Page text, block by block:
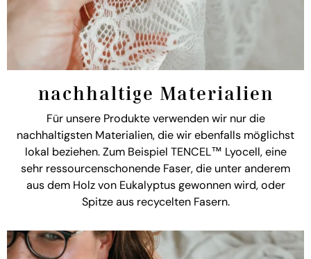
nachhaltige Materialien
Für unsere Produkte verwenden wir nur die
nachhaltigsten Materialien, die wir ebenfalls möglichst
lokal beziehen. Zum Beispiel TENCEL™ Lyocell, eine
sehr ressourcenschonende Faser, die unter anderem
aus dem Holz von Eukalyptus gewonnen wird, oder
Spitze aus recycelten Fasern.